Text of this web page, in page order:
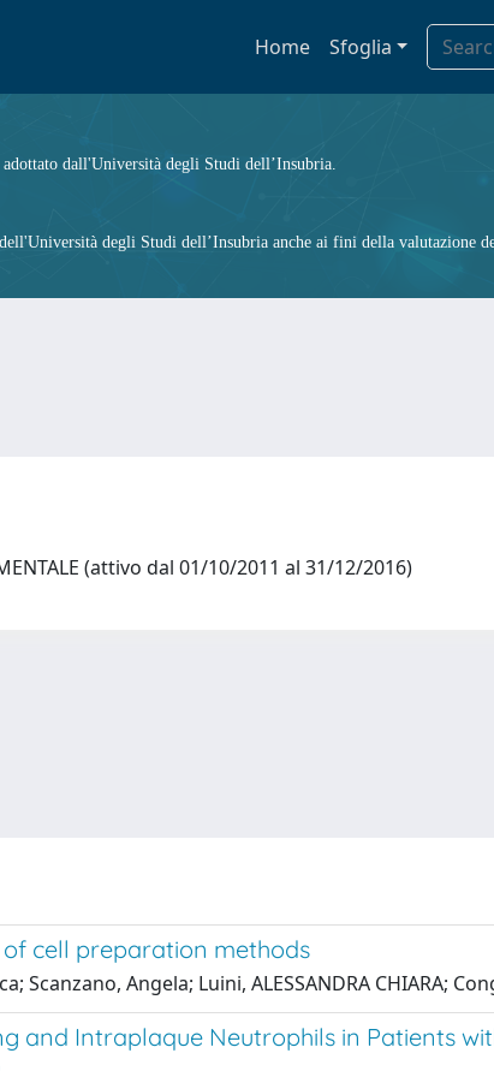
Home Sfoglia
dall'Università degli Studi dell’Insubria.
degli Studi dell’Insubria anche ai fini della valutazione
(attivo dal 01/10/2011 al 31/12/2016)
cell preparation methods
Angela; Luini, ALESSANDRA CHIARA;
and Intraplaque Neutrophils in Patients